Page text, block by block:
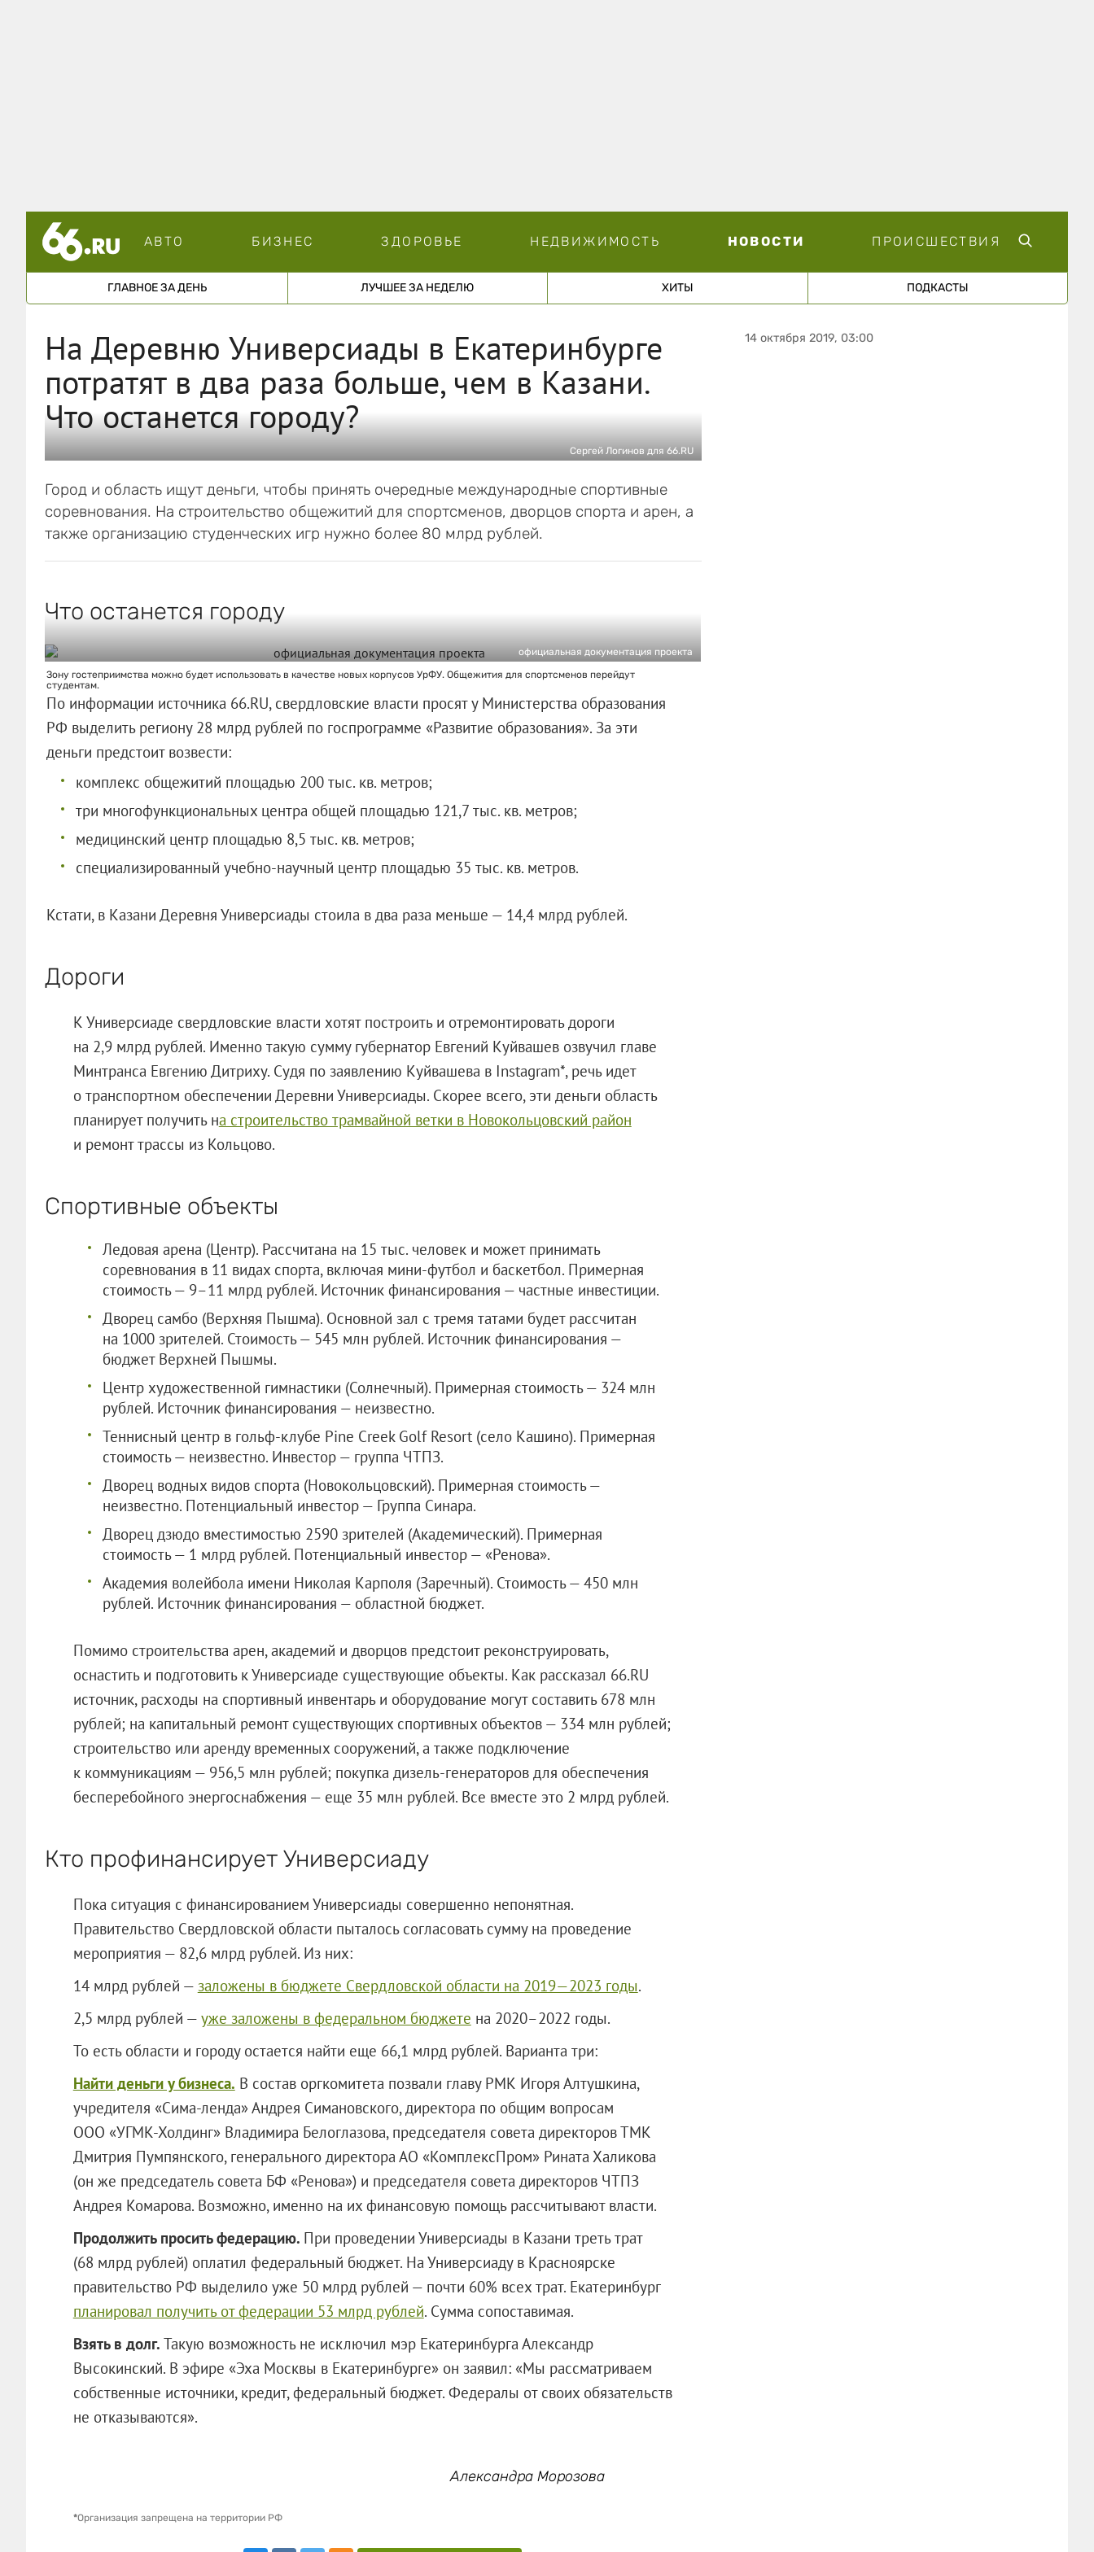
АВТО БИЗНЕС ЗДОРОВЬЕ НЕДВИЖИМОСТЬ НОВОСТИ ПРОИСШЕСТВИЯ
ГЛАВНОЕ ЗА ДЕНЬ ЛУЧШЕЕ ЗА НЕДЕЛЮ ХИТЫ ПОДКАСТЫ
На Деревню Универсиады в Екатеринбурге
потратят в два раза больше, чем в Казани.
Что останется городу?
Сергей Логинов для 66.RU
Город и область ищут деньги, чтобы принять очередные международные спортивные
соревнования. На строительство общежитий для спортсменов, дворцов спорта и арен, а
также организацию студенческих игр нужно более 80 млрд рублей.
Что останется городу
официальная документация проекта
Зону гостеприимства можно будет использовать в качестве новых корпусов УрФУ. Общежития для спортсменов перейдут
студентам.
По информации источника 66.RU, свердловские власти просят у Министерства образования
РФ выделить региону 28 млрд рублей по госпрограмме «Развитие образования». За эти
деньги предстоит возвести:
комплекс общежитий площадью 200 тыс. кв. метров;
три многофункциональных центра общей площадью 121,7 тыс. кв. метров;
медицинский центр площадью 8,5 тыс. кв. метров;
специализированный учебно-научный центр площадью 35 тыс. кв. метров.
Кстати, в Казани Деревня Универсиады стоила в два раза меньше — 14,4 млрд рублей.
Дороги
К Универсиаде свердловские власти хотят построить и отремонтировать дороги
на 2,9 млрд рублей. Именно такую сумму губернатор Евгений Куйвашев озвучил главе
Минтранса Евгению Дитриху. Судя по заявлению Куйвашева в Instagram*, речь идет
о транспортном обеспечении Деревни Универсиады. Скорее всего, эти деньги область
планирует получить на строительство трамвайной ветки в Новокольцовский район
и ремонт трассы из Кольцово.
Спортивные объекты
Ледовая арена (Центр). Рассчитана на 15 тыс. человек и может принимать
соревнования в 11 видах спорта, включая мини-футбол и баскетбол. Примерная
стоимость — 9–11 млрд рублей. Источник финансирования — частные инвестиции.
Дворец самбо (Верхняя Пышма). Основной зал с тремя татами будет рассчитан
на 1000 зрителей. Стоимость — 545 млн рублей. Источник финансирования —
бюджет Верхней Пышмы.
Центр художественной гимнастики (Солнечный). Примерная стоимость — 324 млн
рублей. Источник финансирования — неизвестно.
Теннисный центр в гольф-клубе Pine Creek Golf Resort (село Кашино). Примерная
стоимость — неизвестно. Инвестор — группа ЧТПЗ.
Дворец водных видов спорта (Новокольцовский). Примерная стоимость —
неизвестно. Потенциальный инвестор — Группа Синара.
Дворец дзюдо вместимостью 2590 зрителей (Академический). Примерная
стоимость — 1 млрд рублей. Потенциальный инвестор — «Ренова».
Академия волейбола имени Николая Карполя (Заречный). Стоимость — 450 млн
рублей. Источник финансирования — областной бюджет.
Помимо строительства арен, академий и дворцов предстоит реконструировать,
оснастить и подготовить к Универсиаде существующие объекты. Как рассказал 66.RU
источник, расходы на спортивный инвентарь и оборудование могут составить 678 млн
рублей; на капитальный ремонт существующих спортивных объектов — 334 млн рублей;
строительство или аренду временных сооружений, а также подключение
к коммуникациям — 956,5 млн рублей; покупка дизель-генераторов для обеспечения
бесперебойного энергоснабжения — еще 35 млн рублей. Все вместе это 2 млрд рублей.
Кто профинансирует Универсиаду
Пока ситуация с финансированием Универсиады совершенно непонятная.
Правительство Свердловской области пыталось согласовать сумму на проведение
мероприятия — 82,6 млрд рублей. Из них:
14 млрд рублей — заложены в бюджете Свердловской области на 2019—2023 годы.
2,5 млрд рублей — уже заложены в федеральном бюджете на 2020–2022 годы.
То есть области и городу остается найти еще 66,1 млрд рублей. Варианта три:
Найти деньги у бизнеса. В состав оргкомитета позвали главу РМК Игоря Алтушкина,
учредителя «Сима-ленда» Андрея Симановского, директора по общим вопросам
ООО «УГМК-Холдинг»Владимира Белоглазова, председателя совета директоров ТМК
Дмитрия Пумпянского, генерального директора АО «КомплексПром» Рината Халикова
(он же председатель совета БФ «Ренова») и председателя совета директоров ЧТПЗ
Андрея Комарова. Возможно, именно на их финансовую помощь рассчитывают власти.
Продолжить просить федерацию. При проведении Универсиады в Казани треть трат
(68 млрд рублей) оплатил федеральный бюджет. На Универсиаду в Красноярске
правительство РФ выделило уже 50 млрд рублей — почти 60% всех трат. Екатеринбург
планировал получить от федерации 53 млрд рублей. Сумма сопоставимая.
Взять в долг. Такую возможность не исключил мэр Екатеринбурга Александр
Высокинский. В эфире «Эха Москвы в Екатеринбурге» он заявил: «Мы рассматриваем
собственные источники, кредит, федеральный бюджет. Федералы от своих обязательств
не отказываются».
Александра Морозова
*Организация запрещена на территории РФ
14 октября 2019, 03:00